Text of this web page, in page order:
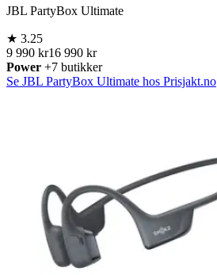
JBL PartyBox Ultimate
★ 3.25
9 990 kr16 990 kr
Power +7 butikker
Se JBL PartyBox Ultimate hos Prisjakt.no